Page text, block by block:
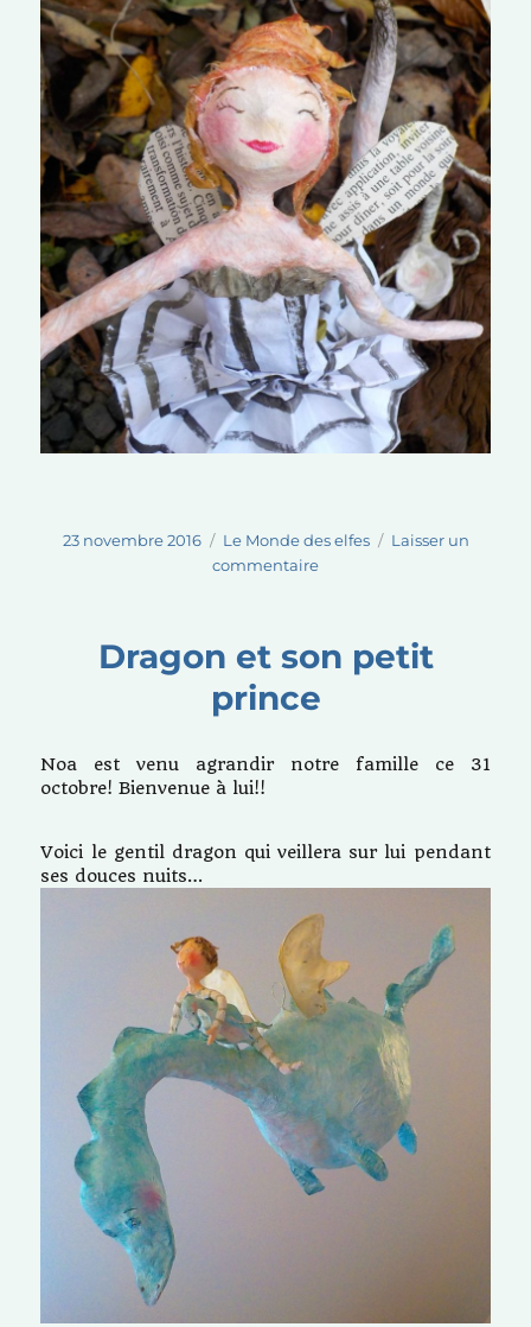
Publié
23 novembre 2016 Catégories
Le Monde des elfes
Laisser un
commentairesur
baguette
Dragon et son petit
prince
Noa est venu agrandir notre famille ce 31
octobre! Bienvenue à lui!!
Voici le gentil dragon qui veillera sur lui pendant
ses douces nuits…